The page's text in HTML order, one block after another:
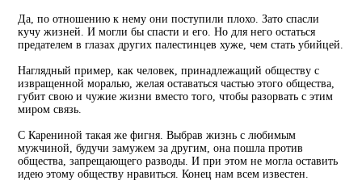
Да, по отношению к нему они поступили плохо. Зато спасли
кучу жизней. И могли бы спасти и его. Но для него остаться
предателем в глазах других палестинцев хуже, чем стать убийцей.
Наглядный пример, как человек, принадлежащий обществу с
извращенной моралью, желая оставаться частью этого общества,
губит свою и чужие жизни вместо того, чтобы разорвать с этим
миром связь.
С Карениной такая же фигня. Выбрав жизнь с любимым
мужчиной, будучи замужем за другим, она пошла против
общества, запрещающего разводы. И при этом не могла оставить
идею этому обществу нравиться. Конец нам всем известен.